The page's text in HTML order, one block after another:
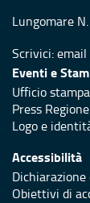
Lungomare
Scrivici:email
Eventi e
Ufficio
Press Regione
Logo e
Accessibilità
Obiettivi di